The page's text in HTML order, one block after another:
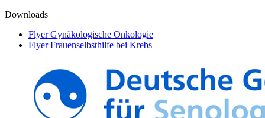
Downloads
Flyer Gynäkologische Onkologie
Flyer Frauenselbsthilfe bei Krebs